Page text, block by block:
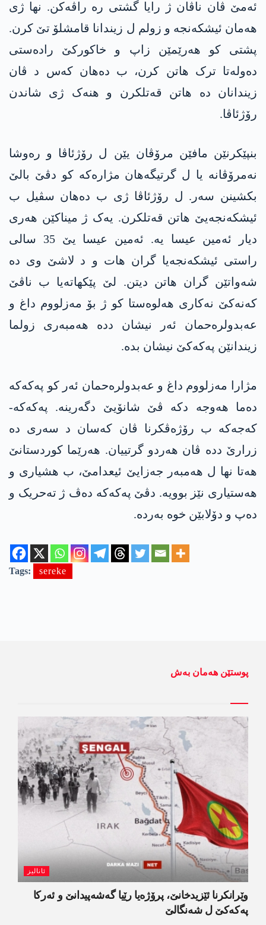
ئەمێ ڤان ناڤان ژ رایا گشتی رە راڤەکن. نها ژی
هەمان ئیشکەنجە و زولم ل زیندانا قامشلۆ تێ کرن.
پشتی کو هەرێمێن زاپ و خاكورکێ رادەستی
دەولەتا ترک هاتن کرن، ب دەهان کەس د ڤان
زیندانان دە هاتن قەتلکرن و هنەک ژی شاندن
رۆژئاڤا.
بنپێکرنێن مافێن مرۆڤان يێن ل رۆژئاڤا و رەوشا
نەمرۆڤانە یا ل گرتیگەهان مژارەکە کو دڤێ بالێ
بکشینن سەر. ل رۆژئاڤا ژی ب دەهان سڤیل ب
ئیشکەنجەیێ هاتن قەتلکرن. یەک ژ میناکێن هەری
دیار ئەمین عیسا یە. ئەمین عیسا یێ 35 سالی
راستی ئیشکەنجەیا گران هات و د لاشێ وی دە
شەواتێن گران هاتن دیتن. لێ پێکهاتەیا ب ناڤێ
كه‌نه‌كێ نەکاری هەلوەستا کو ژ بۆ مه‌زلووم داغ و
عه‌بدولره‌حمان ئەر نیشان ددە هەمبەری زولما
زیندانێن په‌كه‌كێ نیشان بدە.
مژارا مه‌زلووم داغ و عه‌بدولره‌حمان ئەر کو په‌كه‌كە
دەما هەوجە دکە ڤێ شانۆیێ دگەرینە. په‌كه‌كه‌-
كه‌جه‌كه‌ ب رۆژەڤکرنا ڤان کەسان د سەری دە
زرارێ ددە ڤان هەردو گرتییان. هەرێما کوردستانێ
هەتا نها ل هەمبەر جەزایێ ئیعدامێ، ب هشیاری و
هەستیاری نێز بوویە. دڤێ په‌كه‌كە دەڤ ژ تەحریک و
دەپ و دۆلابێن خوە بەردە.
Tags: sereke
پوستێن ھەمان بەش
ئانالیز
وێرانکرنا ئێزیدخانێ، پرۆژەیا رێیا گەشەپیدانێ و ئەرکا
پەکەکێ ل شەنگالێ